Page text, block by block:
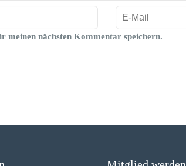
meinen nächsten Kommentar speichern.